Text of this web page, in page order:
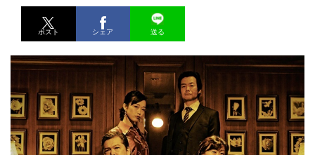
ポスト シェア 送る